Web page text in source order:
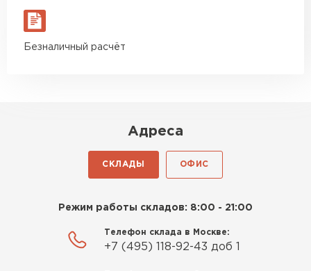
Безналичный расчёт
Адреса
СКЛАДЫ ОФИС
Режим работы складов: 8:00 - 21:00
Телефон склада в Москве:
+7 (495) 118-92-43 доб 1